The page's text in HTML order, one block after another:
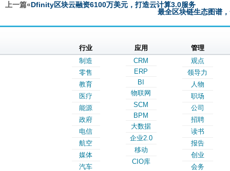
上一篇«Dfinity区块云融资6100万美元，打造云计算3.0服务
最全区块链生态图谱
行业
制造
零售
教育
医疗
能源
政府
电信
航空
媒体
汽车
应用
CRM
ERP
BI
物联网
SCM
BPM
大数据
企业2.0
移动
CIO库
管理
观点
领导力
人物
职场
公司
招聘
读书
报告
创业
会务